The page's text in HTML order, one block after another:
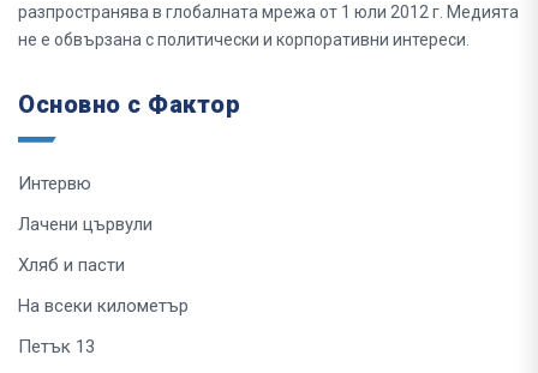
разпространява в глобалната мрежа от 1 юли 2012 г. Медията
не е обвързана с политически и корпоративни интереси.
Основно с Фактор
Интервю
Лачени цървули
Хляб и пасти
На всеки километър
Петък 13